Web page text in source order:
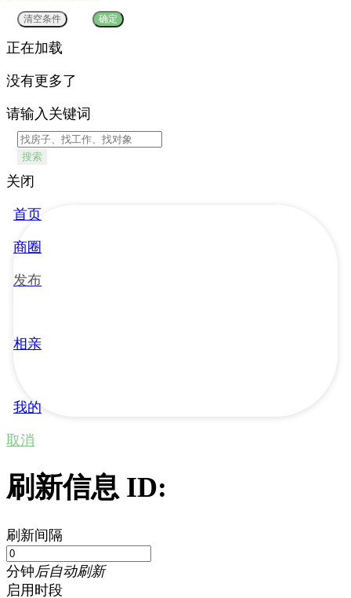
正在加载
没有更多了
请输入关键词
搜索
关闭
首页
商圈
发布
相亲
我的
取消
刷新信息 ID:
刷新间隔
分钟后自动刷新
启用时段